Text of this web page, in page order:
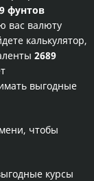
фунтов
вас валюту
калькулятор,
2689
выгодные
чтобы
курсы